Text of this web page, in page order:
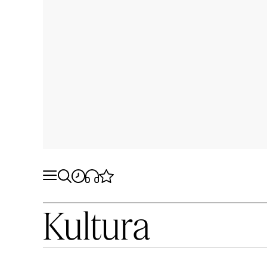
Kultura